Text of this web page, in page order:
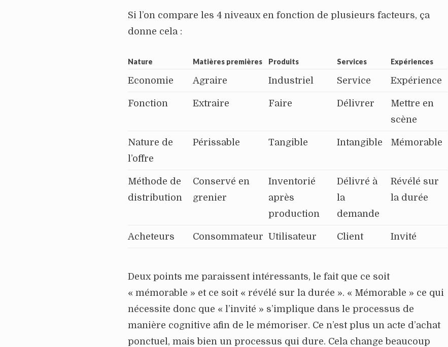
Si l’on compare les 4 niveaux en fonction de plusieurs facteurs, ça
donne cela :
Nature Matières premières Produits Services Expériences
Economie Agraire Industriel Service Expérience
Fonction Extraire Faire Délivrer
Mettre en
scène
Nature de
l’offre
Périssable Tangible Intangible Mémorable
Méthode de
distribution
Conservé en
grenier
Inventorié
après
production
Délivré à
la
demande
Révélé sur
la durée
Acheteurs Consommateur Utilisateur Client Invité
Deux points me paraissent intéressants, le fait que ce soit
« mémorable » et ce soit « révélé sur la durée ». « Mémorable » ce qui
nécessite donc que « l’invité » s’implique dans le processus de
manière cognitive afin de le mémoriser. Ce n’est plus un acte d’achat
ponctuel, mais bien un processus qui dure. Cela change beaucoup